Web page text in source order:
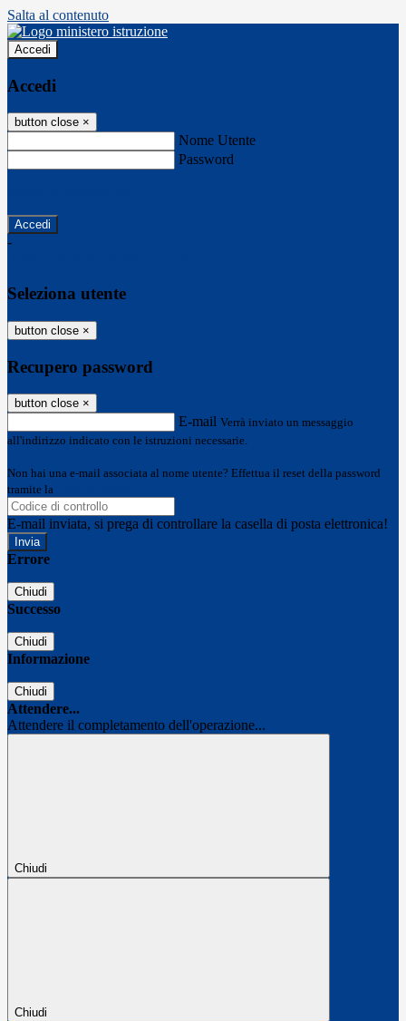
Salta al contenuto
Accedi
Accedi
button close ×
Nome Utente
Password
-
Seleziona utente
button close ×
Recupero password
button close ×
E-mail Verrà inviato un messaggio
all'indirizzo indicato con le istruzioni necessarie.
Non hai una e-mail associata al nome utente? Effettua il reset della password
tramite la
E-mail inviata, si prega di controllare la casella di posta elettronica!
Errore
Chiudi
Successo
Chiudi
Informazione
Chiudi
Attendere...
Attendere il completamento dell'operazione...
Chiudi
Chiudi